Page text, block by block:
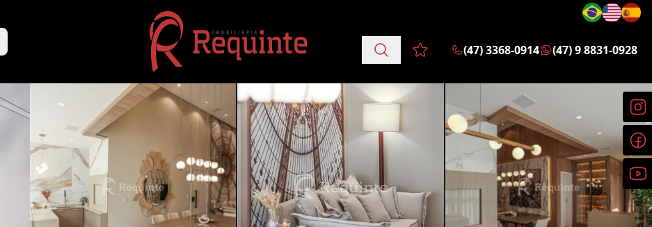
Favoritos (0 itens)
(47) 3368-0914 (47) 9 8831-0928